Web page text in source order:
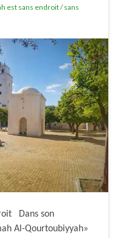
est sans endroit / sans
Dans son
Al-Qourtoubiyyah»